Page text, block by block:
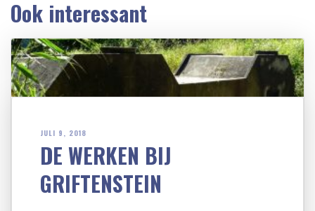
Ook interessant
JULI 9, 2018
DE WERKEN BIJ
GRIFTENSTEIN